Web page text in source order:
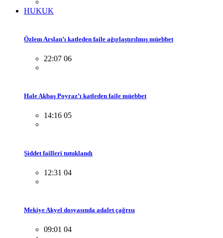
HUKUK
Özlem Arslan’ı katleden faile ağırlaştırılmış müebbet
22:07 06
Hale Akbaş Poyraz’ı katleden faile müebbet
14:16 05
Şiddet failleri tutuklandı
12:31 04
Mekiye Akyel dosyasında adalet çağrısı
09:01 04